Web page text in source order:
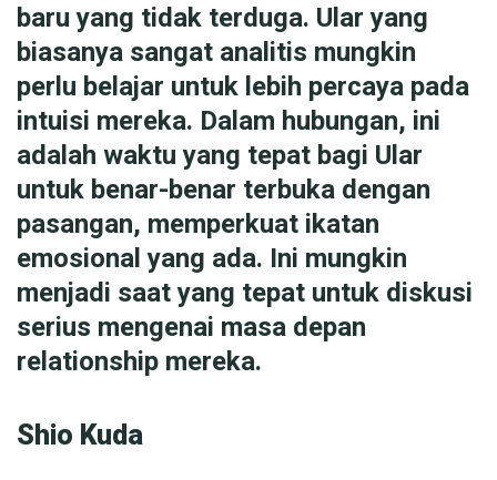
baru yang tidak terduga. Ular yang
biasanya sangat analitis mungkin
perlu belajar untuk lebih percaya pada
intuisi mereka. Dalam hubungan, ini
adalah waktu yang tepat bagi Ular
untuk benar-benar terbuka dengan
pasangan, memperkuat ikatan
emosional yang ada. Ini mungkin
menjadi saat yang tepat untuk diskusi
serius mengenai masa depan
relationship mereka.
Shio Kuda